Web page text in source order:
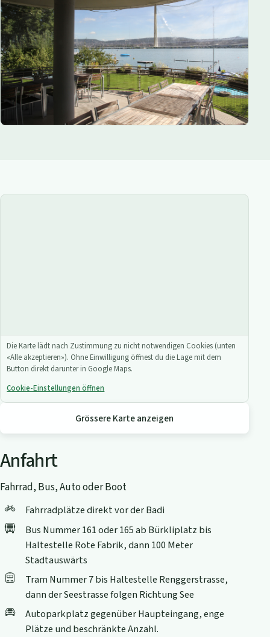
Die Karte lädt nach Zustimmung zu nicht notwendigen Cookies (unten
«Alle akzeptieren»). Ohne Einwilligung öffnest du die Lage mit dem
Button direkt darunter in Google Maps.
Cookie-Einstellungen öffnen
Grössere Karte anzeigen
Anfahrt
Fahrrad, Bus, Auto oder Boot
Fahrradplätze direkt vor der Badi
Bus Nummer 161 oder 165 ab Bürkliplatz bis
Haltestelle Rote Fabrik, dann 100 Meter
Stadtauswärts
Tram Nummer 7 bis Haltestelle Renggerstrasse,
dann der Seestrasse folgen Richtung See
Autoparkplatz gegenüber Haupteingang, enge
Plätze und beschränkte Anzahl.